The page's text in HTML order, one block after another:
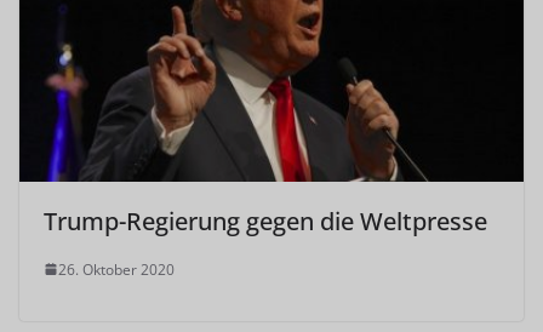
Trump-Regierung gegen die Weltpresse
26. Oktober 2020